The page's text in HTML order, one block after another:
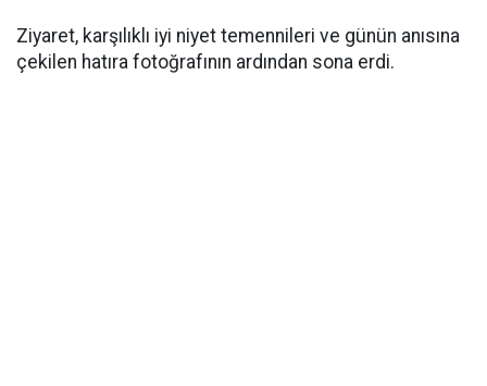
Ziyaret, karşılıklı iyi niyet temennileri ve günün anısına
çekilen hatıra fotoğrafının ardından sona erdi.